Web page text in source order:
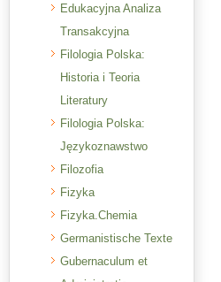
Edukacyjna Analiza
Transakcyjna
Filologia Polska:
Historia i Teoria
Literatury
Filologia Polska:
Językoznawstwo
Filozofia
Fizyka
Fizyka.Chemia
Germanistische Texte
Gubernaculum et